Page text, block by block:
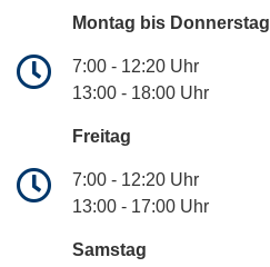
Montag bis Donnerstag
7:00 - 12:20 Uhr
13:00 - 18:00 Uhr
Freitag
7:00 - 12:20 Uhr
13:00 - 17:00 Uhr
Samstag